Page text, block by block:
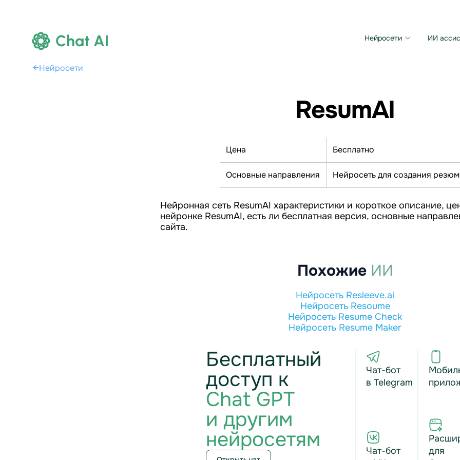
Chat AI Нейросети ИИ
←Нейросети
ResumAI
Цена Бесплатно
Основные направления Нейросеть для создания
Нейронная сеть ResumAI характеристики и короткое описание,
нейронке ResumAI, есть ли бесплатная версия, основные
сайта.
Похожие ИИ
Нейросеть Resleeve.ai
Нейросеть Resoume
Нейросеть Resume Check
Нейросеть Resume Maker
Бесплатный
доступ к
Chat GPT
и другим
нейросетям
Чат-бот
в Telegram
Чат-бот
для